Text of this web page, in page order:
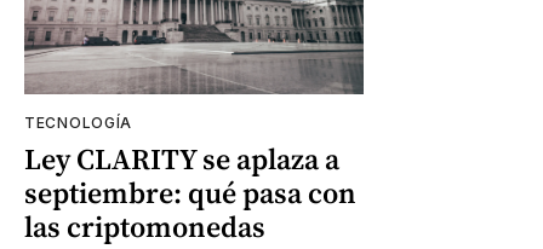
TECNOLOGÍA
Ley CLARITY se aplaza a
septiembre: qué pasa con
las criptomonedas